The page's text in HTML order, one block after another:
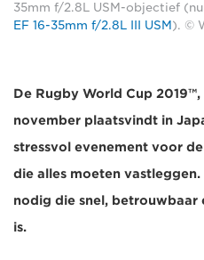
35mm f/2.8L USM-objectief
EF 16-35mm f/2.8L III USM ). ©
De Rugby World Cup
november plaatsvindt in
stressvol evenement voor
die alles moeten
nodig die snel, betrouwbaar
is.